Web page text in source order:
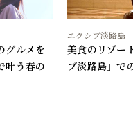
グルメを
叶う春の
エクシブ淡路島
美食のリゾー
ブ淡路島」で